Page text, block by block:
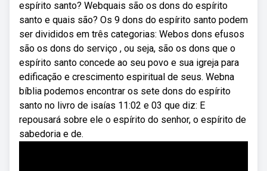
espírito santo? Webquais são os dons do espírito
santo e quais são? Os 9 dons do espírito santo podem
ser divididos em três categorias: Webos dons efusos
são os dons do serviço , ou seja, são os dons que o
espírito santo concede ao seu povo e sua igreja para
edificação e crescimento espiritual de seus. Webna
bíblia podemos encontrar os sete dons do espírito
santo no livro de isaías 11:02 e 03 que diz: E
repousará sobre ele o espírito do senhor, o espírito de
sabedoria e de.